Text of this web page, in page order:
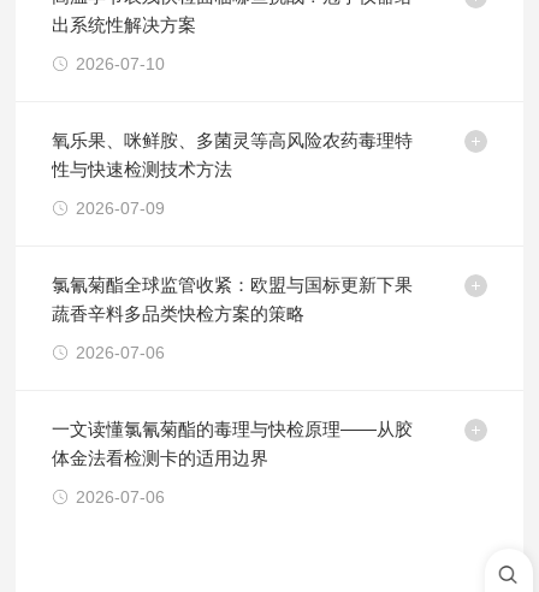
出系统性解决方案
2026-07-10
氧乐果、咪鲜胺、多菌灵等高风险农药毒理特
性与快速检测技术方法
2026-07-09
氯氰菊酯全球监管收紧：欧盟与国标更新下果
蔬香辛料多品类快检方案的策略
2026-07-06
一文读懂氯氰菊酯的毒理与快检原理——从胶
体金法看检测卡的适用边界
2026-07-06